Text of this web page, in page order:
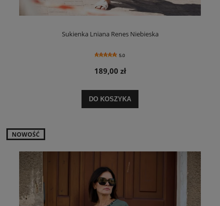
Sukienka Lniana Renes Niebieska
5.0
189,00 zł
DO KOSZYKA
NOWOŚĆ